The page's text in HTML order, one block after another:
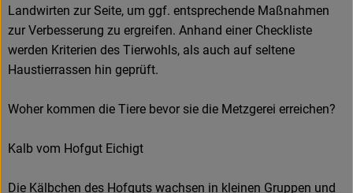
Landwirten zur Seite, um ggf. entsprechende Maßnahmen
zur Verbesserung zu ergreifen. Anhand einer Checkliste
werden Kriterien des Tierwohls, als auch auf seltene
Haustierrassen hin geprüft.
Woher kommen die Tiere bevor sie die Metzgerei erreichen?
Kalb vom Hofgut Eichigt
Die Kälbchen des Hofguts wachsen in kleinen Gruppen und